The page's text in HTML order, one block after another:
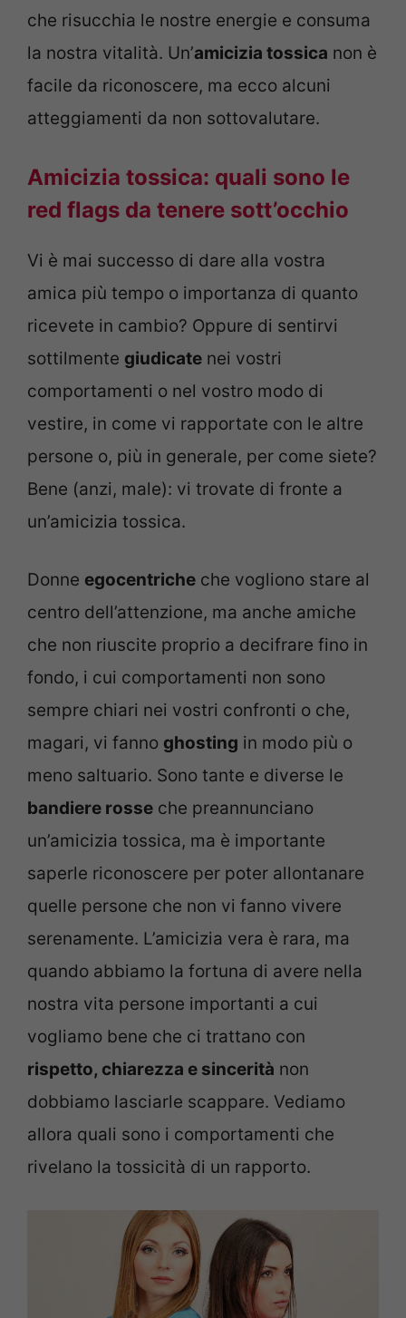
che risucchia le nostre energie e consuma
la nostra vitalità. Un’amicizia tossica non è
facile da riconoscere, ma ecco alcuni
atteggiamenti da non sottovalutare.
Amicizia tossica: quali sono le
red flags da tenere sott’occhio
Vi è mai successo di dare alla vostra
amica più tempo o importanza di quanto
ricevete in cambio? Oppure di sentirvi
sottilmente giudicate nei vostri
comportamenti o nel vostro modo di
vestire, in come vi rapportate con le altre
persone o, più in generale, per come siete?
Bene (anzi, male): vi trovate di fronte a
un’amicizia tossica.
Donne egocentriche che vogliono stare al
centro dell’attenzione, ma anche amiche
che non riuscite proprio a decifrare fino in
fondo, i cui comportamenti non sono
sempre chiari nei vostri confronti o che,
magari, vi fanno ghosting in modo più o
meno saltuario. Sono tante e diverse le
bandiere rosse che preannunciano
un’amicizia tossica, ma è importante
saperle riconoscere per poter allontanare
quelle persone che non vi fanno vivere
serenamente. L’amicizia vera è rara, ma
quando abbiamo la fortuna di avere nella
nostra vita persone importanti a cui
vogliamo bene che ci trattano con
rispetto, chiarezza e sincerità non
dobbiamo lasciarle scappare. Vediamo
allora quali sono i comportamenti che
rivelano la tossicità di un rapporto.